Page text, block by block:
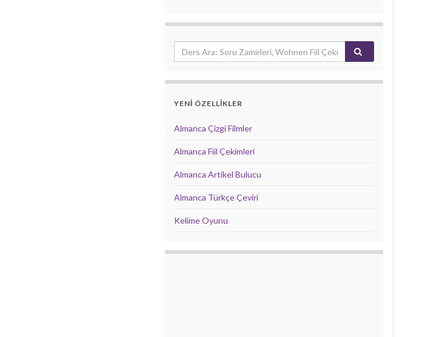
YENİ ÖZELLİKLER
Almanca Çizgi Filmler
Almanca Fiil Çekimleri
Almanca Artikel Bulucu
Almanca Türkçe Çeviri
Kelime Oyunu